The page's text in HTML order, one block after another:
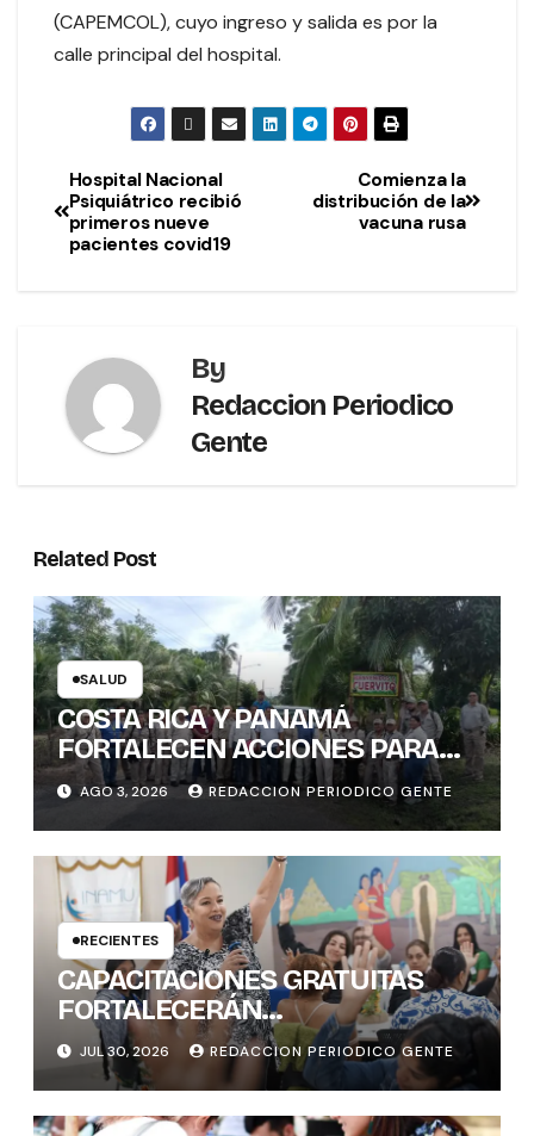
(CAPEMCOL), cuyo ingreso y salida es por la
calle principal del hospital.
Comienza la
distribución de la
vacuna rusa
Hospital Nacional
Psiquiátrico recibió
primeros nueve
pacientes covid19
By
Redaccion Periodico
Gente
Related Post
SALUD
COSTA RICA Y PANAMÁ
FORTALECEN ACCIONES PARA
PREVENIR ENFERMEDADES
TRANSMITIDAS POR
MOSQUITOS: 1.300 VIVIENDAS
FUMIGADAS EN LA ZONA
FRONTERIZA
AGO 3, 2026 REDACCION PERIODICO GENTE
RECIENTES
CAPACITACIONES GRATUITAS
FORTALECERÁN
CONOCIMIENTOS Y
HABILIDADES BLANDAS DE LAS
MUJERES POLÍTICAS
JUL 30, 2026 REDACCION PERIODICO GENTE